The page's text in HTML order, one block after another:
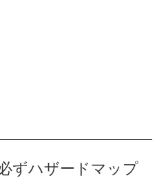
ずハザードマップ